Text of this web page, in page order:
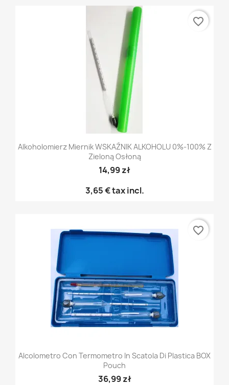
Alkoholomierz Miernik WSKAŹNIK ALKOHOLU 0%-100% Z
Zieloną Osłoną
14,99 zł
3,65 €tax incl.
favorite_border
Alcolometro Con Termometro In Scatola Di Plastica BOX
Pouch
36,99 zł
favorite_border